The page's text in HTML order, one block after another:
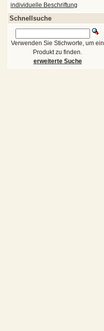
individuelle Beschriftung
Schnellsuche
Verwenden Sie Stichworte, um ein
Produkt zu finden.
erweiterte Suche